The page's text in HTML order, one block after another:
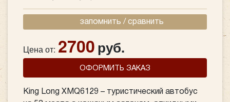
запомнить / сравнить
Цена от: 2700руб.
ОФОРМИТЬ ЗАКАЗ
King Long XMQ6129 – туристический автобус